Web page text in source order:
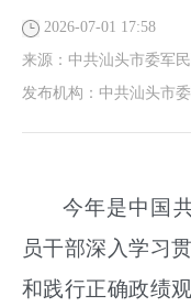
2026-07-01 17:58
来源： 中共汕头市委军
发布机构： 中共汕头市
今年是中国
员干部深入学习
和践行正确政绩